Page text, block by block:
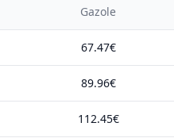
Gazole
67.47€
89.96€
112.45€